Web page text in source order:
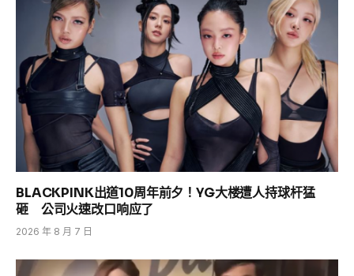
BLACKPINK出道10周年前夕！YG大楼遭人持球杆猛
砸 公司火速改口响应了
2026 年 8 月 7 日